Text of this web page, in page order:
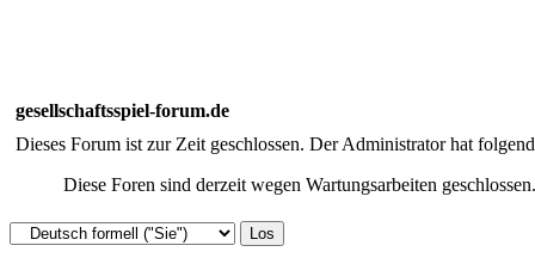
gesellschaftsspiel-forum.de
Dieses Forum ist zur Zeit geschlossen. Der Administrator hat
Diese Foren sind derzeit wegen Wartungsarbeiten